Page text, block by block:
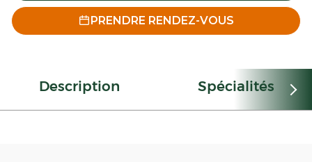
PRENDRE RENDEZ-VOUS
Description Spécialités